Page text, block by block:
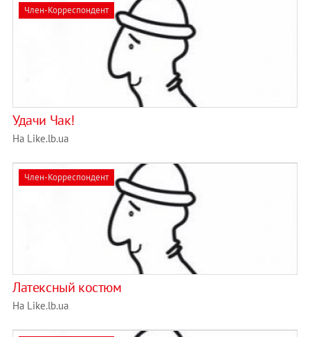
Член-Корреспондент
Удачи Чак!
На Like.lb.ua
Член-Корреспондент
Латексный костюм
На Like.lb.ua